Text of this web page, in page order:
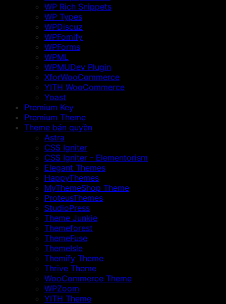
WP Rich Snippets
WP Types
WPDiscuz
WPFomify
WPForms
WPML
WPMUDev Plugin
XforWooCommerce
YITH WooCommerce
Yoast
Premium Key
Premium Theme
Theme bản quyền
Astra
CSS Igniter
CSS Igniter - Elementorism
Elegant Themes
HappyThemes
MyThemeShop Theme
ProteusThemes
StudioPress
Theme Junkie
Themeforest
ThemeFuse
ThemeIsle
Themify Theme
Thrive Theme
WooCommerce Theme
WPZoom
YITH Theme